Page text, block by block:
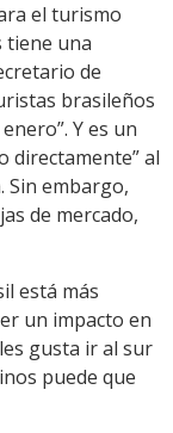
el turismo
tiene una
de
brasileños
Y es un
directamente” al
Sin embargo,
de mercado,
está más
un impacto en
gusta ir al sur
puede que